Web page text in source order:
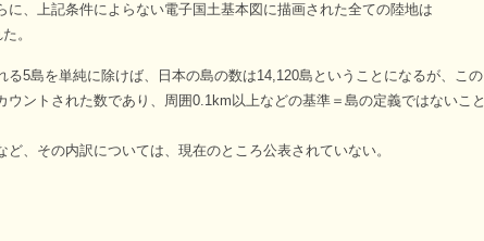
、上記条件によらない電子国土基本図に描画された全ての陸地は
。
5島を単純に除けば、日本の島の数は14,120島ということになるが、この
ントされた数であり、周囲0.1km以上などの基準＝島の定義ではないこと
、その内訳については、現在のところ公表されていない。